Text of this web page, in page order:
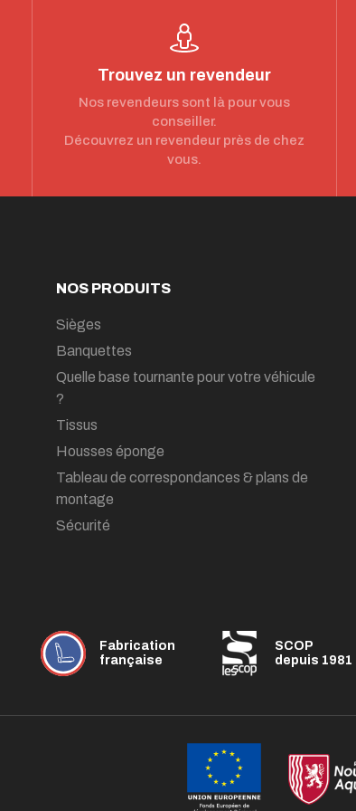
Trouvez un revendeur
Nos revendeurs sont là pour vous
conseiller.
Découvrez un revendeur près de chez
vous.
NOS PRODUITS
Sièges
Banquettes
Quelle base tournante pour votre véhicule
?
Tissus
Housses éponge
Tableau de correspondances & plans de
montage
Sécurité
Fabrication
française
SCOP
depuis 1981